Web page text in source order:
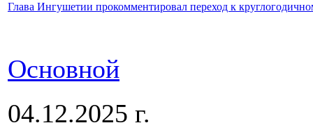
Глава Ингушетии прокомментировал переход к
Основной
04.12.2025 г.